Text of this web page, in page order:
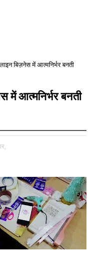
बिज़नेस में आत्मनिर्भर बनती
आत्मनिर्भर बनती